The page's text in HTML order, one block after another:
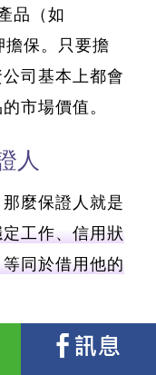
品（如
擔保。只要擔
司基本上都會
市場價值。
人
麼保證人就是
工作、信用狀
同於借用他的
（薪轉存